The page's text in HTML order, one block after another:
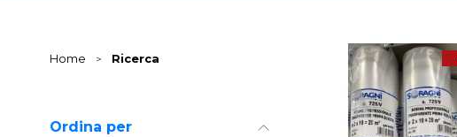
Home > Ricerca
Ordina per